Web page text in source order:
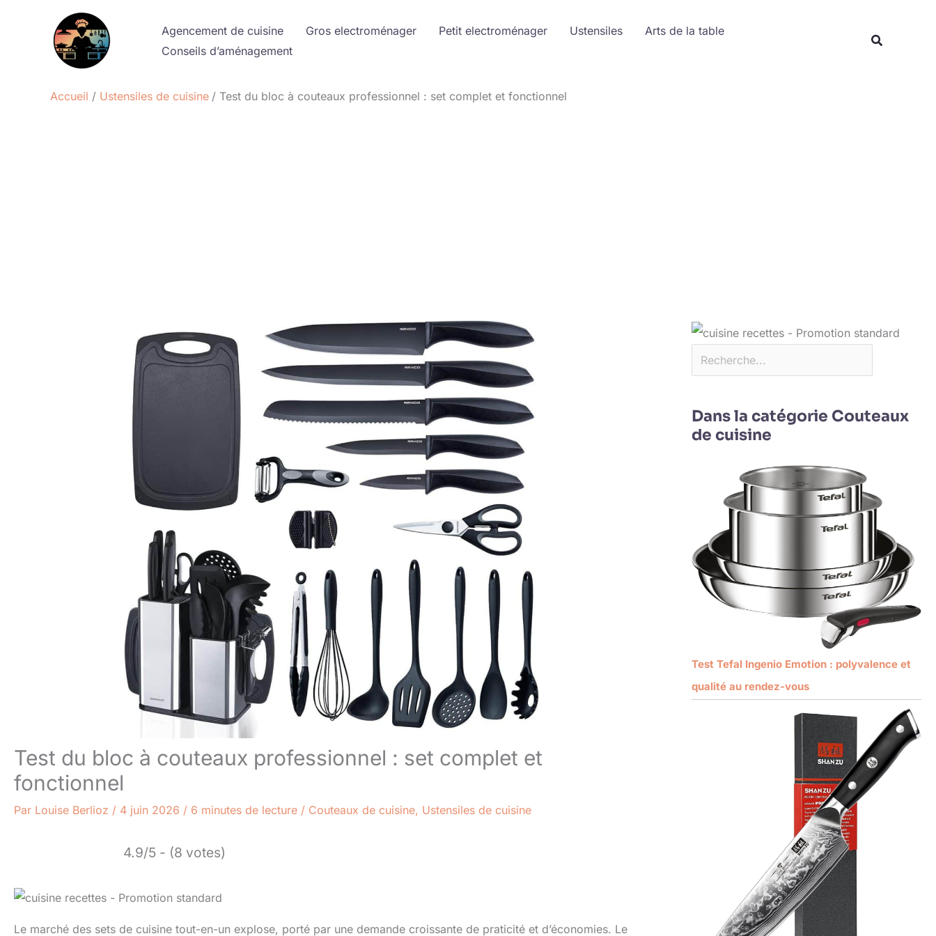
Agencement de cuisine Gros electroménager Petit electroménager Ustensiles
Arts de la table
Conseils d’aménagement
Accueil Ustensiles de cuisine Test du bloc à couteaux professionnel : set complet et fonctionnel
Test du bloc à couteaux professionnel : set complet et
fonctionnel
Par Louise Berlioz / 4 juin 2026 / 6 minutes de lecture / Couteaux de cuisine, Ustensiles de cuisine
4.9/5 - (8 votes)
Le marché des sets de cuisine tout-en-un explose, porté par une demande croissante de praticité et d’économies. Le
Dans la catégorie Couteaux
de cuisine
Test Tefal Ingenio Emotion : polyvalence et
qualité au rendez-vous